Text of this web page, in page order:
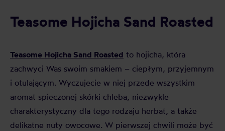
Teasome Hojicha Sand Roasted
Teasome Hojicha Sand Roasted to hojicha, która
zachwyci Was swoim smakiem – ciepłym, przyjemnym
i otulającym. Wyczujecie w niej przede wszystkim
aromat spieczonej skórki chleba, niezwykle
charakterystyczny dla tego rodzaju herbat, a także
delikatne nuty owocowe. W pierwszej chwili może być